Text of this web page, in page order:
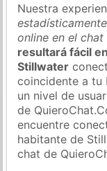
Nuestra
estadísticamente
online en el
resultará fácil
Stillwater
coincidente a tu
un nivel de
de
encuentre
habitante de
chat de